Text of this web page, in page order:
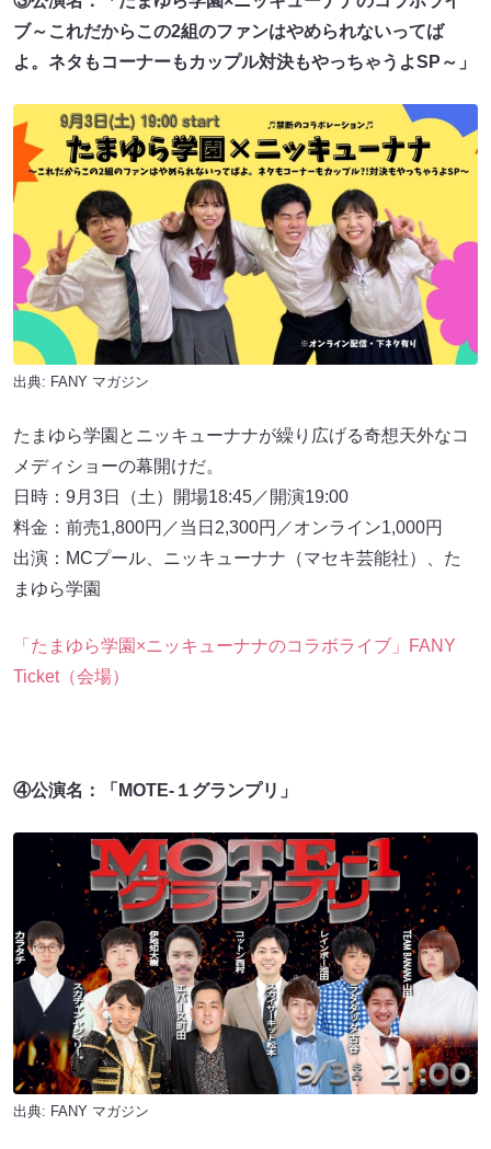
ブ～これだからこの2組のファンはやめられないってば
よ。ネタもコーナーもカップル対決もやっちゃうよSP～」
出典: FANY マガジン
たまゆら学園とニッキューナナが繰り広げる奇想天外なコ
メディショーの幕開けだ。
日時：9月3日（土）開場18:45／開演19:00
料金：前売1,800円／当日2,300円／オンライン1,000円
出演：MCプール、ニッキューナナ（マセキ芸能社）、た
まゆら学園
「たまゆら学園×ニッキューナナのコラボライブ」FANY
Ticket（会場）
④公演名：「MOTE-１グランプリ」
出典: FANY マガジン